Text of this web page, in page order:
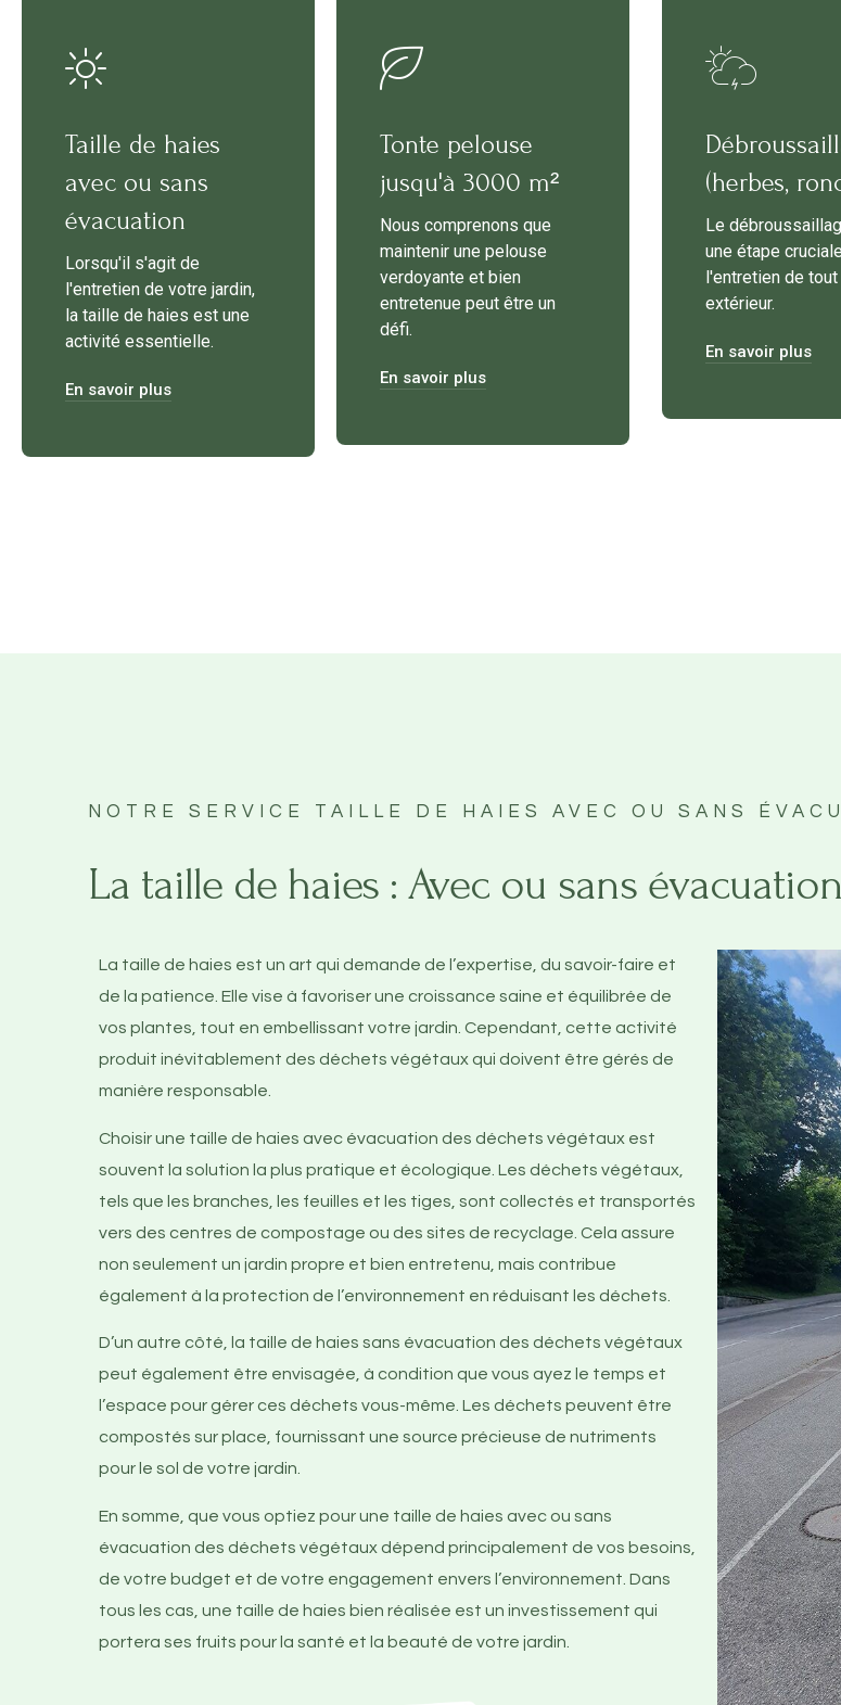
Taille de haies
avec ou sans
évacuation
Lorsqu'il s'agit de
l'entretien de votre jardin,
la taille de haies est une
activité essentielle.
En savoir plus
Tonte pelouse
jusqu'à 3000 m²
Nous comprenons que
maintenir une pelouse
verdoyante et bien
entretenue peut être un
défi.
En savoir plus
(herbes,
Le
une étape
l'entretien de
extérieur.
En savoir plus
NOTRE SERVICE TAILLE DE HAIES AVEC OU SANS
La taille de haies : Avec ou sans
La taille de haies est un art qui demande de l’expertise, du savoir-faire et
de la patience. Elle vise à favoriser une croissance saine et équilibrée de
vos plantes, tout en embellissant votre jardin. Cependant, cette activité
produit inévitablement des déchets végétaux qui doivent être gérés de
manière responsable.
Choisir une taille de haies avec évacuation des déchets végétaux est
souvent la solution la plus pratique et écologique. Les déchets végétaux,
tels que les branches, les feuilles et les tiges, sont collectés et transportés
vers des centres de compostage ou des sites de recyclage. Cela assure
non seulement un jardin propre et bien entretenu, mais contribue
également à la protection de l’environnement en réduisant les déchets.
D’un autre côté, la taille de haies sans évacuation des déchets végétaux
peut également être envisagée, à condition que vous ayez le temps et
l’espace pour gérer ces déchets vous-même. Les déchets peuvent être
compostés sur place, fournissant une source précieuse de nutriments
pour le sol de votre jardin.
En somme, que vous optiez pour une taille de haies avec ou sans
évacuation des déchets végétaux dépend principalement de vos besoins,
de votre budget et de votre engagement envers l’environnement. Dans
tous les cas, une taille de haies bien réalisée est un investissement qui
portera ses fruits pour la santé et la beauté de votre jardin.